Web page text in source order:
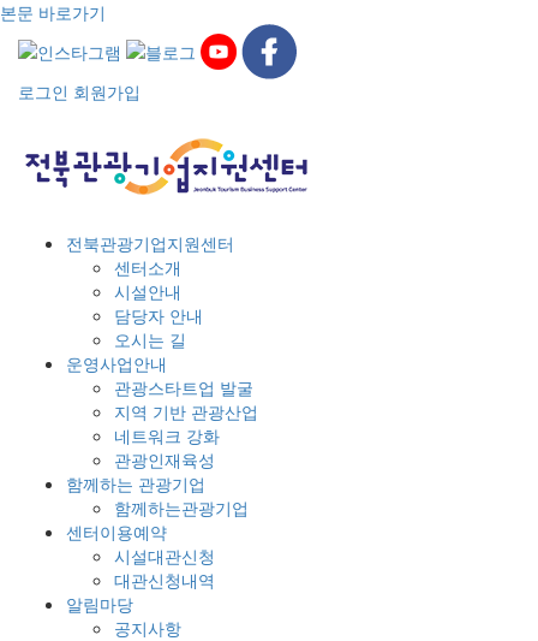
본문 바로가기
로그인 회원가입
전북관광기업지원센터
센터소개
시설안내
담당자 안내
오시는 길
운영사업안내
관광스타트업 발굴
지역 기반 관광산업
네트워크 강화
관광인재육성
함께하는 관광기업
함께하는관광기업
센터이용예약
시설대관신청
대관신청내역
알림마당
공지사항